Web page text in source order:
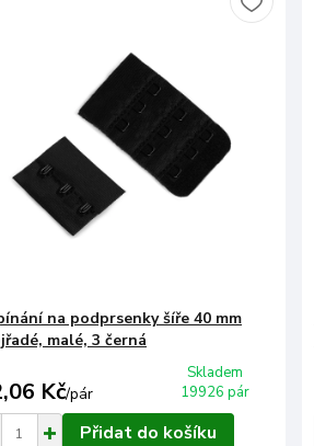
na podprsenky šíře 40 mm
malé, 3 černá
Kč/pár
Skladem
19926 pár
Přidat do košíku